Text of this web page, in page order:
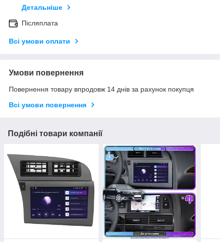
Детальніше
Післяплата
Всі умови оплати
Умови повернення
Повернення товару впродовж 14 днів за рахунок покупця
Всі умови повернення
Подібні товари компанії